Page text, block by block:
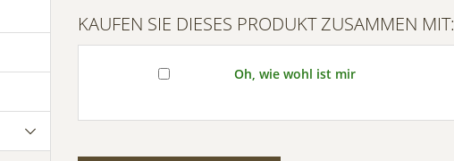
KAUFEN SIE DIESES PRODUKT ZUSAMMEN MIT:
Oh, wie wohl ist mir